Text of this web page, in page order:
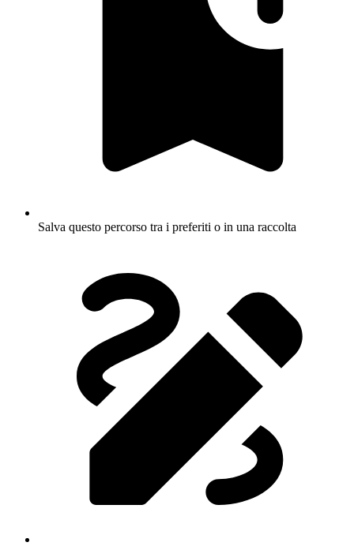
Salva questo percorso tra i preferiti o in una raccolta